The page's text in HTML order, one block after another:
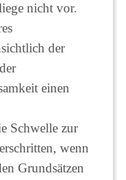
nicht vor.
der
einen
Schwelle zur
wenn
Grundsätzen